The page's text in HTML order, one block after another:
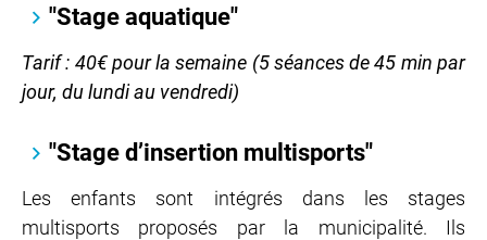
"Stage aquatique"
Tarif : 40€ pour la semaine (5 séances de 45 min par
jour, du lundi au vendredi)
"Stage d’insertion multisports"
Les enfants sont intégrés dans les stages
multisports proposés par la municipalité. Ils